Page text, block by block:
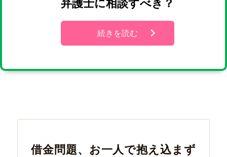
をお勧めいたします。
弁護士に相談すべき？
続きを読む
借金問題、お一人で抱え込まず